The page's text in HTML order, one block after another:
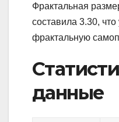
Фрактальная
составила 3.30, что
фрактальную
данные